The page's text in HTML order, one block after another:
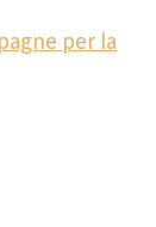
per la